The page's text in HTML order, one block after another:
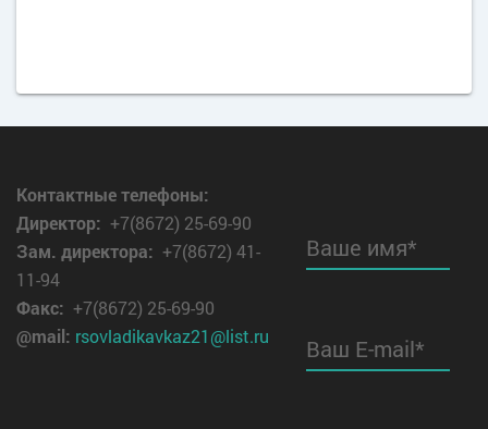
Контактные телефоны:
Директор: +7(8672) 25-69-90
Зам. директора: +7(8672) 41-
11-94
Факс: +7(8672) 25-69-90
@mail: rsovladikavkaz21@list.ru
Ваше имя*
Ваш E-mail*